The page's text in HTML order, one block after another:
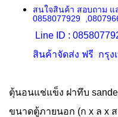
สนใจสินค้า สอบถาม แ
0858077929
Line ID :
สินค้าจัดส่ง ฟรี กรุง
ตุ้นอนแช่แข็ง ฝาทึบ
ขนาดตู้ภายนอก (ก x ล x ส